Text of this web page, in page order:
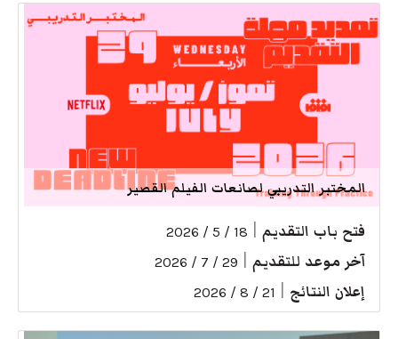
المختبر التدريبي لصانعات الفيلم القصير
فتح باب التقديم 18 / 5 / 2026
آخر موعد للتقديم 29 / 7 / 2026
إعلان النتائج 21 / 8 / 2026